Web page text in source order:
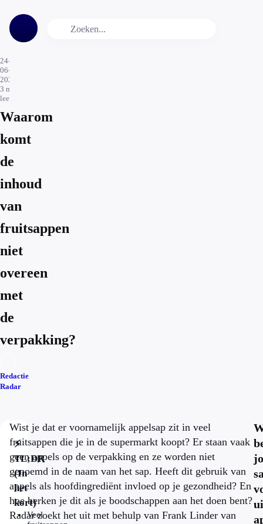
24-
06-
2026
3 min.
leestijd
Waarom
komt
de
inhoud
van
fruitsappen
niet
overeen
met
de
verpakking?
Redactie
Radar
⚡
TL;DR
(In
het
kort)
Veel
Wist je dat er voornamelijk appelsap zit in veel
fruitsappen die je in de supermarkt koopt? Er staan vaak
geen appels op de verpakking en ze worden niet
genoemd in de naam van het sap. Heeft dit gebruik van
appels als hoofdingrediënt invloed op je gezondheid? En
hoe herken je dit als je boodschappen aan het doen bent?
Radar zoekt het uit met behulp van Frank Linder van